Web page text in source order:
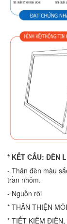
* KẾT CẤU: ĐÈN
- Thân đèn màu
trần nhôm.
- Nguồn rời
* THÂN THIỆN
* TIẾT KIỆM